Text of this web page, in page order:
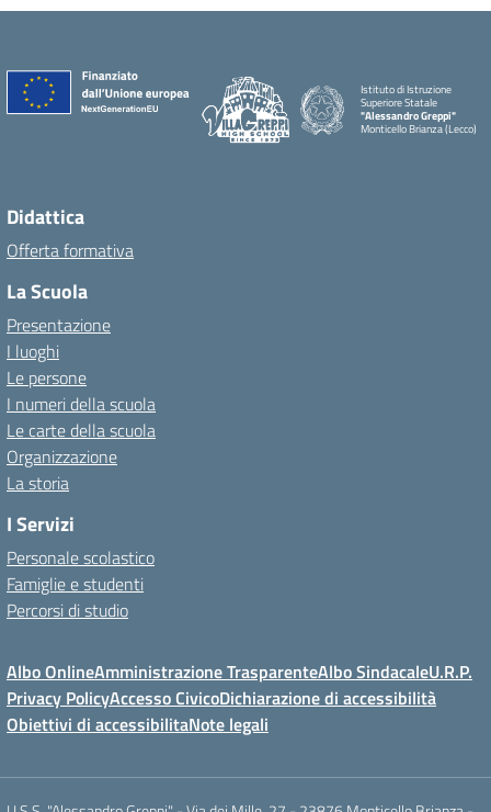
Istituto di Istruzione
Superiore Statale
"Alessandro Greppi"
Monticello Brianza (Lecco)
Didattica
Offerta formativa
La Scuola
Presentazione
I luoghi
Le persone
I numeri della scuola
Le carte della scuola
Organizzazione
La storia
I Servizi
Personale scolastico
Famiglie e studenti
Percorsi di studio
Albo OnlineAmministrazione TrasparenteAlbo SindacaleU.R.P.
Privacy PolicyAccesso CivicoDichiarazione di accessibilità
Obiettivi di accessibilitaNote legali